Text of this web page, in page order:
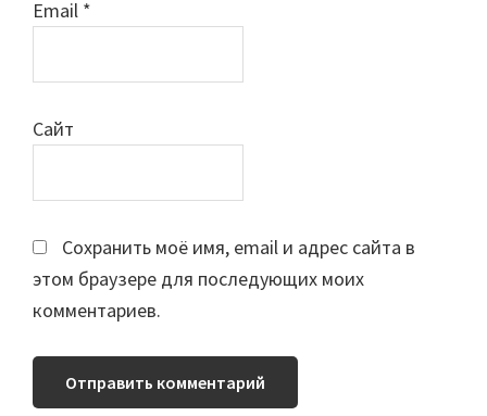
Email *
Сайт
Сохранить моё имя, email и адрес сайта в
этом браузере для последующих моих
комментариев.